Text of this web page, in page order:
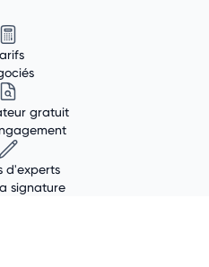
gratuit
d'experts
signature